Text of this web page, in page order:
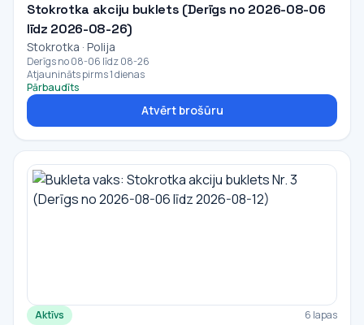
Stokrotka akciju buklets (Derīgs no 2026-08-06
līdz 2026-08-26)
Stokrotka · Polija
Derīgs no 08-06 līdz 08-26
Atjaunināts pirms 1 dienas
Pārbaudīts
Atvērt brošūru
Aktīvs 6 lapas